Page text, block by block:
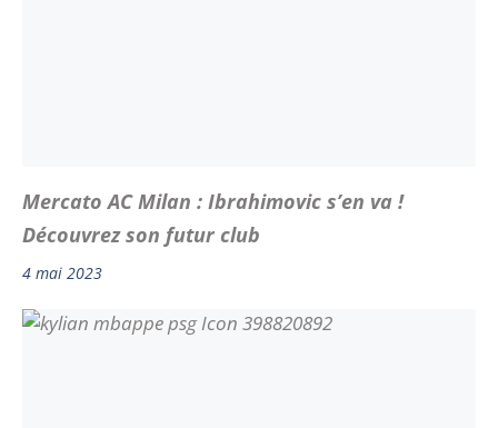
Mercato AC Milan : Ibrahimovic s’en va !
Découvrez son futur club
4 mai 2023